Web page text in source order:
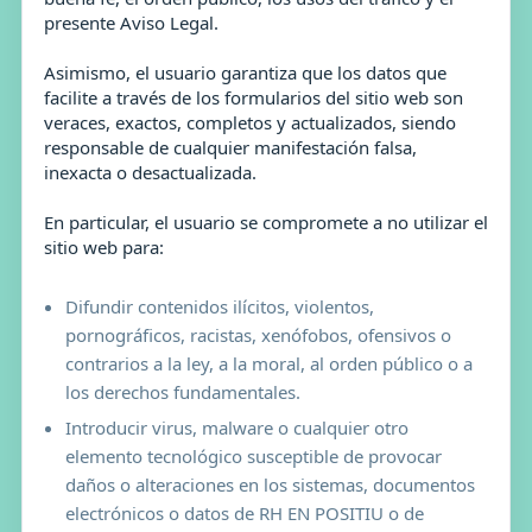
presente Aviso Legal.
Asimismo, el usuario garantiza que los datos que
facilite a través de los formularios del sitio web son
veraces, exactos, completos y actualizados, siendo
responsable de cualquier manifestación falsa,
inexacta o desactualizada.
En particular, el usuario se compromete a no utilizar el
sitio web para:
Difundir contenidos ilícitos, violentos,
pornográficos, racistas, xenófobos, ofensivos o
contrarios a la ley, a la moral, al orden público o a
los derechos fundamentales.
Introducir virus, malware o cualquier otro
elemento tecnológico susceptible de provocar
daños o alteraciones en los sistemas, documentos
electrónicos o datos de RH EN POSITIU o de